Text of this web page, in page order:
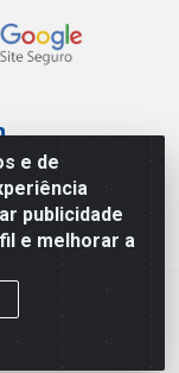
e de
publicidade
e melhorar a
SP
597 - Pari - São
0001-29